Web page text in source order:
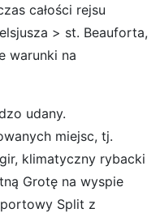
całości rejsu
> st. Beauforta,
warunki na
udany.
miejsc, tj.
klimatyczny rybacki
Grotę na wyspie
Split z